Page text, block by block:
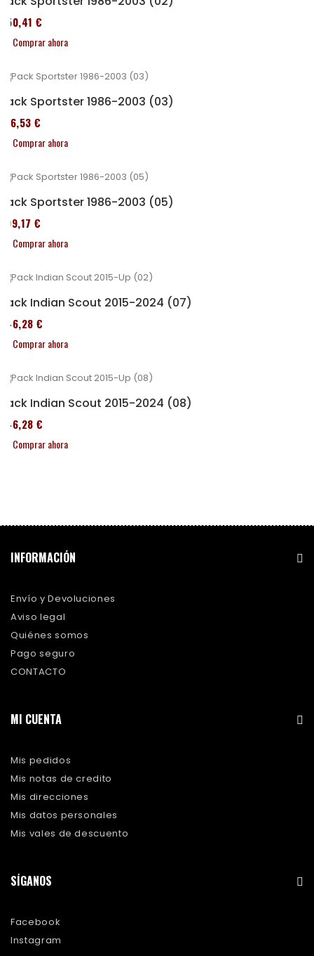
450,41 €
Comprar ahora
Pack Sportster 1986-2003 (03)
516,53 €
Comprar ahora
Pack Sportster 1986-2003 (05)
299,17 €
Comprar ahora
Pack Indian Scout 2015-2024 (07)
246,28 €
Comprar ahora
Pack Indian Scout 2015-2024 (08)
246,28 €
Comprar ahora
INFORMACIÓN
Envío y Devoluciones
Aviso legal
Quiénes somos
Pago seguro
CONTACTO
MI CUENTA
Mis pedidos
Mis notas de credito
Mis direcciones
Mis datos personales
Mis vales de descuento
SÍGANOS
Facebook
Instagram